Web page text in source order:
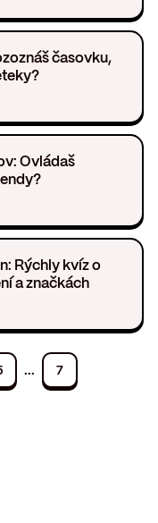
časovku,
Ovládaš
Rýchly kvíz o
a značkách
... 7